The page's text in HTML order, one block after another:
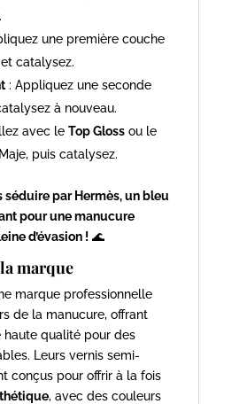
une première couche
catalysez.
: Appliquez une seconde
à nouveau.
avec le Top Glossou le
puis catalysez.
séduire par Hermès, un bleu
pour une manucure
d’évasion !🌊
marque
marque professionnelle
de la manucure, offrant
qualité pour des
Leurs vernis semi-
conçus pour offrir à la fois
, avec des couleurs